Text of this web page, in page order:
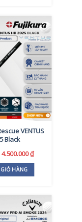
VENTUS
Black
Giá
là:
4.790.000 ₫.
4.500.000₫Giá
là:
HÀNG